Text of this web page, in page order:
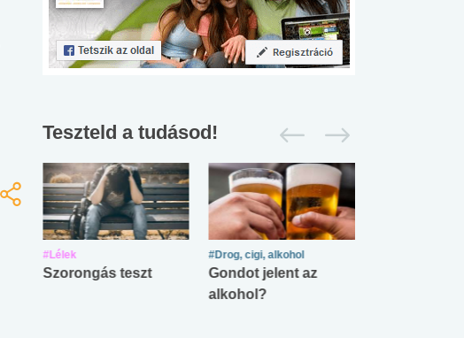
Teszteld a tudásod!
#Lélek
Szorongás teszt
#Drog, cigi, alkohol
Gondot jelent az
alkohol?